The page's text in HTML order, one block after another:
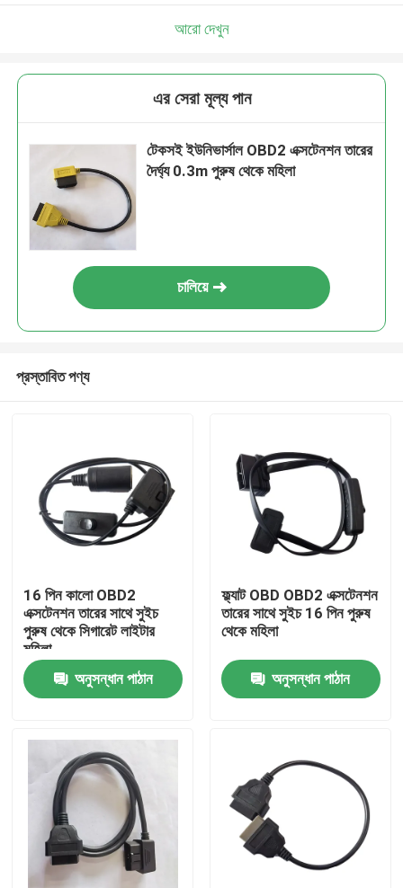
পণ্য
আরো দেখুন
এর সেরা মূল্য পান
টেকসই ইউনিভার্সাল OBD2 এক্সটেনশন তারের
দৈর্ঘ্য 0.3m পুরুষ থেকে মহিলা
চালিয়ে
প্রস্তাবিত পণ্য
16 পিন কালো OBD2
এক্সটেনশন তারের সাথে সুইচ
পুরুষ থেকে সিগারেট লাইটার
মহিলা
অনুসন্ধান পাঠান
ফ্ল্যাট OBD OBD2 এক্সটেনশন
তারের সাথে সুইচ 16 পিন পুরুষ
থেকে মহিলা
অনুসন্ধান পাঠান